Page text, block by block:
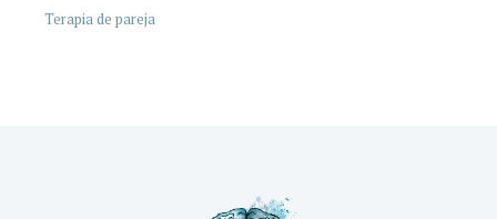
Terapia de pareja